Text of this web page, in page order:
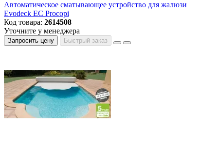
Автоматическое сматывающее устройство для жалюзи
Evodeck EC Procopi
Код товара: 2614508
Уточните у менеджера
Запросить цену Быстрый заказ